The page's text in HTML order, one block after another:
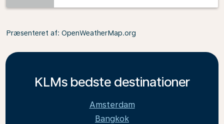
Præsenteret af: OpenWeatherMap.org
KLMs bedste destinationer
Amsterdam
Bangkok